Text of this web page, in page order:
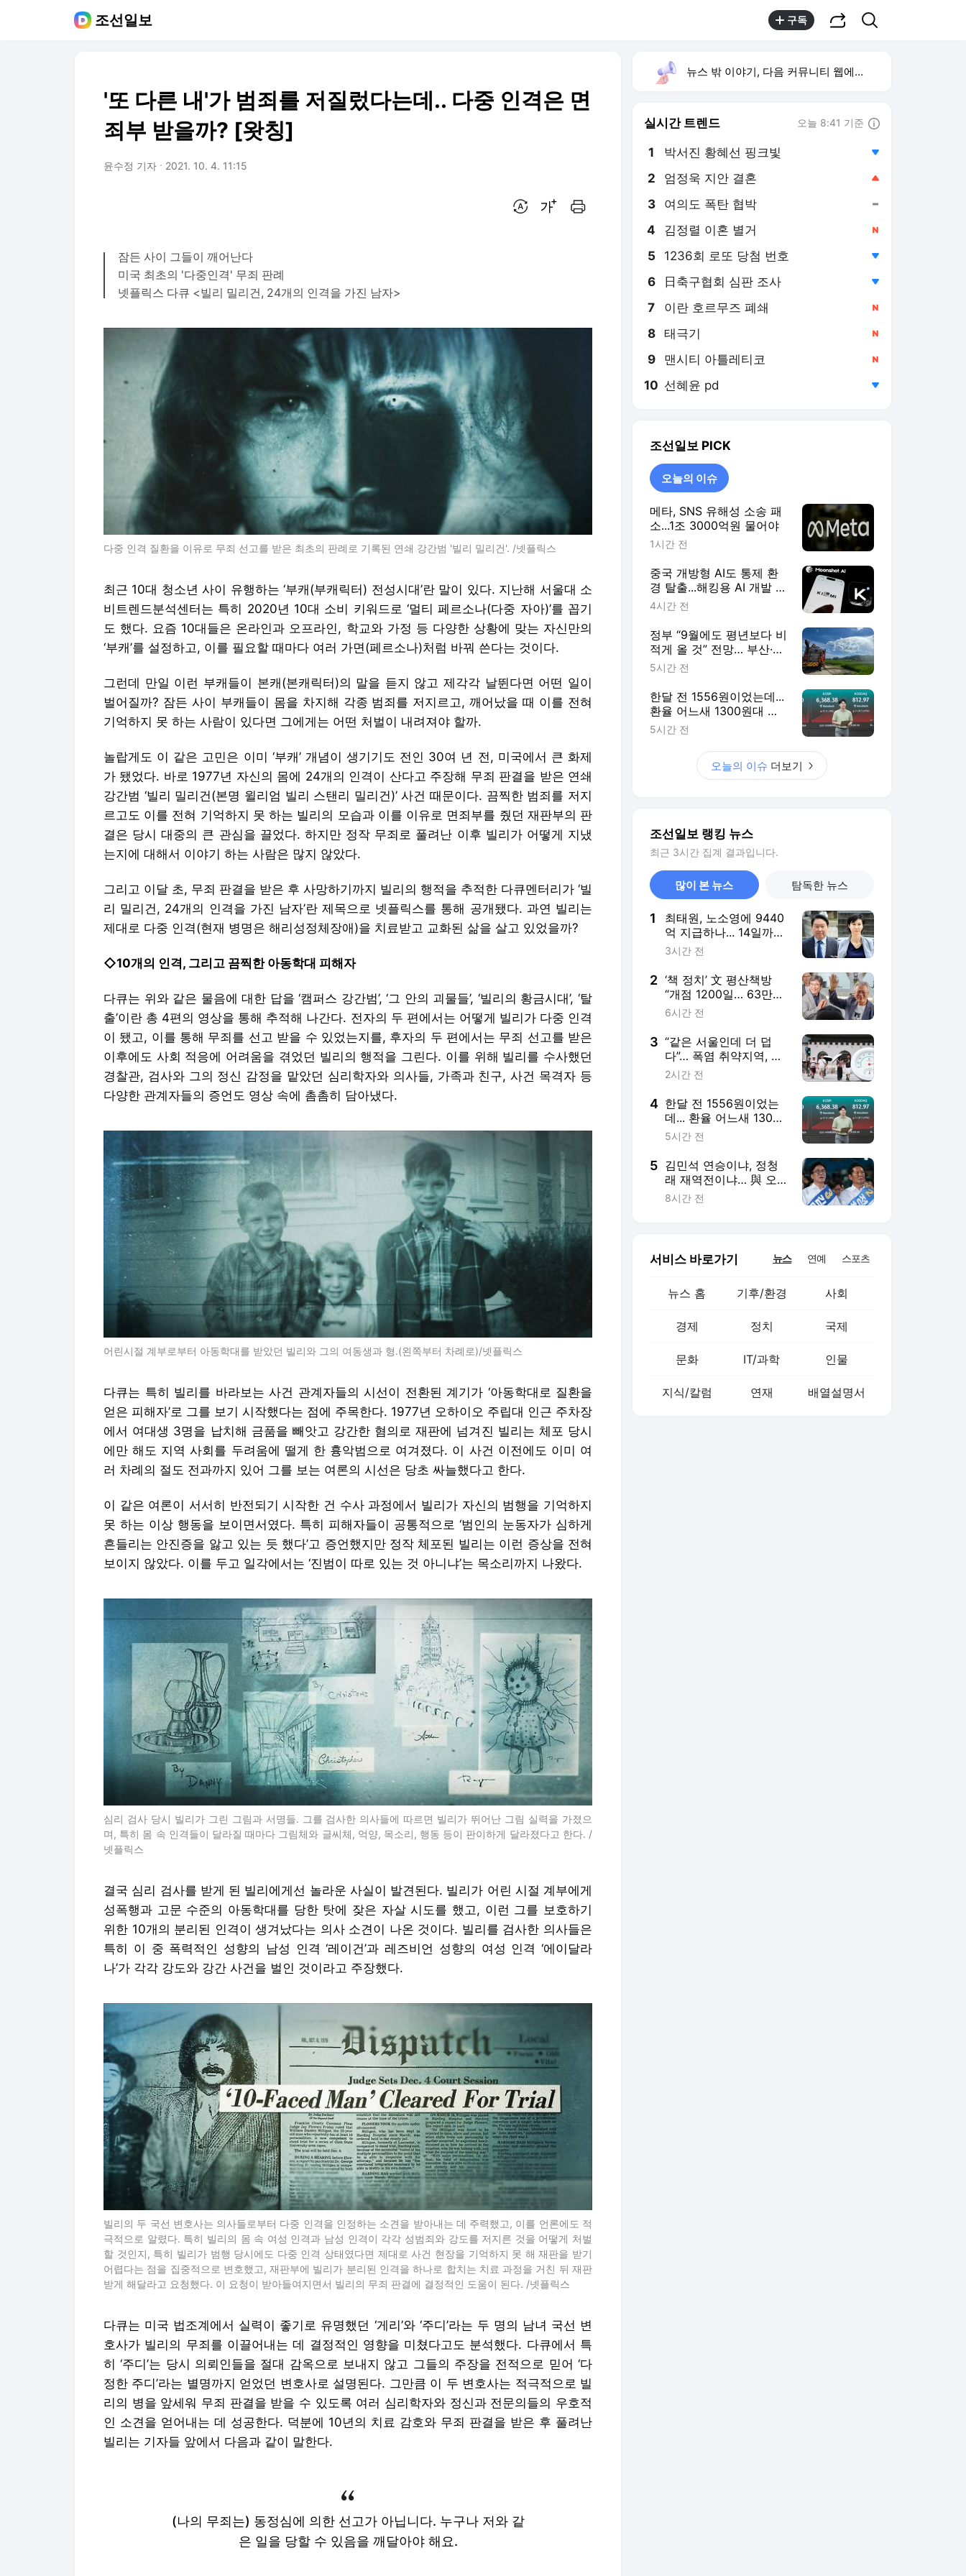
조선일보 구독
'또 다른 내'가 범죄를 저질렀다는데.. 다중 인격은 면
죄부 받을까? [왓칭]
윤수정 기자 2021. 10. 4. 11:15
잠든 사이 그들이 깨어난다
미국 최초의 '다중인격' 무죄 판례
넷플릭스 다큐 <빌리 밀리건, 24개의 인격을 가진 남자>
다중 인격 질환을 이유로 무죄 선고를 받은 최초의 판례로 기록된 연쇄 강간범 '빌리 밀리건'. /넷플릭스
최근 10대 청소년 사이 유행하는 ‘부캐(부캐릭터) 전성시대’란 말이 있다. 지난해 서울대 소
비트렌드분석센터는 특히 2020년 10대 소비 키워드로 ‘멀티 페르소나(다중 자아)’를 꼽기
도 했다. 요즘 10대들은 온라인과 오프라인, 학교와 가정 등 다양한 상황에 맞는 자신만의
‘부캐’를 설정하고, 이를 필요할 때마다 여러 가면(페르소나)처럼 바꿔 쓴다는 것이다.
그런데 만일 이런 부캐들이 본캐(본캐릭터)의 말을 듣지 않고 제각각 날뛴다면 어떤 일이
벌어질까? 잠든 사이 부캐들이 몸을 차지해 각종 범죄를 저지르고, 깨어났을 때 이를 전혀
기억하지 못 하는 사람이 있다면 그에게는 어떤 처벌이 내려져야 할까.
놀랍게도 이 같은 고민은 이미 ‘부캐’ 개념이 생기기도 전인 30여 년 전, 미국에서 큰 화제
가 됐었다. 바로 1977년 자신의 몸에 24개의 인격이 산다고 주장해 무죄 판결을 받은 연쇄
강간범 ‘빌리 밀리건(본명 윌리엄 빌리 스탠리 밀리건)’ 사건 때문이다. 끔찍한 범죄를 저지
르고도 이를 전혀 기억하지 못 하는 빌리의 모습과 이를 이유로 면죄부를 줬던 재판부의 판
결은 당시 대중의 큰 관심을 끌었다. 하지만 정작 무죄로 풀려난 이후 빌리가 어떻게 지냈
는지에 대해서 이야기 하는 사람은 많지 않았다.
그리고 이달 초, 무죄 판결을 받은 후 사망하기까지 빌리의 행적을 추적한 다큐멘터리가 ‘빌
리 밀리건, 24개의 인격을 가진 남자’란 제목으로 넷플릭스를 통해 공개됐다. 과연 빌리는
제대로 다중 인격(현재 병명은 해리성정체장애)을 치료받고 교화된 삶을 살고 있었을까?
◇10개의 인격, 그리고 끔찍한 아동학대 피해자
다큐는 위와 같은 물음에 대한 답을 ‘캠퍼스 강간범’, ‘그 안의 괴물들’, ‘빌리의 황금시대’, ‘탈
출’이란 총 4편의 영상을 통해 추적해 나간다. 전자의 두 편에서는 어떻게 빌리가 다중 인격
이 됐고, 이를 통해 무죄를 선고 받을 수 있었는지를, 후자의 두 편에서는 무죄 선고를 받은
이후에도 사회 적응에 어려움을 겪었던 빌리의 행적을 그린다. 이를 위해 빌리를 수사했던
경찰관, 검사와 그의 정신 감정을 맡았던 심리학자와 의사들, 가족과 친구, 사건 목격자 등
다양한 관계자들의 증언도 영상 속에 촘촘히 담아냈다.
어린시절 계부로부터 아동학대를 받았던 빌리와 그의 여동생과 형.(왼쪽부터 차례로)/넷플릭스
다큐는 특히 빌리를 바라보는 사건 관계자들의 시선이 전환된 계기가 ‘아동학대로 질환을
얻은 피해자’로 그를 보기 시작했다는 점에 주목한다. 1977년 오하이오 주립대 인근 주차장
에서 여대생 3명을 납치해 금품을 빼앗고 강간한 혐의로 재판에 넘겨진 빌리는 체포 당시
에만 해도 지역 사회를 두려움에 떨게 한 흉악범으로 여겨졌다. 이 사건 이전에도 이미 여
러 차례의 절도 전과까지 있어 그를 보는 여론의 시선은 당초 싸늘했다고 한다.
이 같은 여론이 서서히 반전되기 시작한 건 수사 과정에서 빌리가 자신의 범행을 기억하지
못 하는 이상 행동을 보이면서였다. 특히 피해자들이 공통적으로 ‘범인의 눈동자가 심하게
흔들리는 안진증을 앓고 있는 듯 했다’고 증언했지만 정작 체포된 빌리는 이런 증상을 전혀
보이지 않았다. 이를 두고 일각에서는 ‘진범이 따로 있는 것 아니냐’는 목소리까지 나왔다.
심리 검사 당시 빌리가 그린 그림과 서명들. 그를 검사한 의사들에 따르면 빌리가 뛰어난 그림 실력을 가졌으
며, 특히 몸 속 인격들이 달라질 때마다 그림체와 글씨체, 억양, 목소리, 행동 등이 판이하게 달라졌다고 한다. /
넷플릭스
결국 심리 검사를 받게 된 빌리에게선 놀라운 사실이 발견된다. 빌리가 어린 시절 계부에게
성폭행과 고문 수준의 아동학대를 당한 탓에 잦은 자살 시도를 했고, 이런 그를 보호하기
위한 10개의 분리된 인격이 생겨났다는 의사 소견이 나온 것이다. 빌리를 검사한 의사들은
특히 이 중 폭력적인 성향의 남성 인격 ‘레이건’과 레즈비언 성향의 여성 인격 ‘에이달라
나’가 각각 강도와 강간 사건을 벌인 것이라고 주장했다.
빌리의 두 국선 변호사는 의사들로부터 다중 인격을 인정하는 소견을 받아내는 데 주력했고, 이를 언론에도 적
극적으로 알렸다. 특히 빌리의 몸 속 여성 인격과 남성 인격이 각각 성범죄와 강도를 저지른 것을 어떻게 처벌
할 것인지, 특히 빌리가 범행 당시에도 다중 인격 상태였다면 제대로 사건 현장을 기억하지 못 해 재판을 받기
어렵다는 점을 집중적으로 변호했고, 재판부에 빌리가 분리된 인격을 하나로 합치는 치료 과정을 거친 뒤 재판
받게 해달라고 요청했다. 이 요청이 받아들여지면서 빌리의 무죄 판결에 결정적인 도움이 된다. /넷플릭스
다큐는 미국 법조계에서 실력이 좋기로 유명했던 ‘게리’와 ‘주디’라는 두 명의 남녀 국선 변
호사가 빌리의 무죄를 이끌어내는 데 결정적인 영향을 미쳤다고도 분석했다. 다큐에서 특
히 ‘주디’는 당시 의뢰인들을 절대 감옥으로 보내지 않고 그들의 주장을 전적으로 믿어 ‘다
정한 주디’라는 별명까지 얻었던 변호사로 설명된다. 그만큼 이 두 변호사는 적극적으로 빌
리의 병을 앞세워 무죄 판결을 받을 수 있도록 여러 심리학자와 정신과 전문의들의 우호적
인 소견을 얻어내는 데 성공한다. 덕분에 10년의 치료 감호와 무죄 판결을 받은 후 풀려난
빌리는 기자들 앞에서 다음과 같이 말한다.
(나의 무죄는) 동정심에 의한 선고가 아닙니다. 누구나 저와 같
은 일을 당할 수 있음을 깨달아야 해요.
뉴스 밖 이야기, 다음 커뮤니티 웹에서 보기
실시간 트렌드 오늘 8:41 기준
1 박서진 황혜선 핑크빛
2 엄정욱 지안 결혼
3 여의도 폭탄 협박
4 김정렬 이혼 별거
5 1236회 로또 당첨 번호
6 日축구협회 심판 조사
7 이란 호르무즈 폐쇄
8 태극기
9 맨시티 아틀레티코
10 선혜윤 pd
조선일보 PICK
오늘의 이슈
메타, SNS 유해성 소송 패
소...1조 3000억원 물어야
1시간 전
중국 개방형 AI도 통제 환
경 탈출...해킹용 AI 개발 우
려
4시간 전
정부 “9월에도 평년보다 비
적게 올 것” 전망… 부산·김
해·울주 ‘심한 가뭄’
5시간 전
한달 전 1556원이었는데...
환율 어느새 1300원대 눈
앞
5시간 전
오늘의 이슈 더보기
조선일보 랭킹 뉴스
최근 3시간 집계 결과입니다.
많이 본 뉴스 탐독한 뉴스
1
최태원, 노소영에 9440
억 지급하나... 14일까지
재상고 않으면 확정
3시간 전
2 ‘책 정치’ 文 평산책방
“개점 1200일… 63만명
다녀가”
6시간 전
3 “같은 서울인데 더 덥
다”… 폭염 취약지역, 강
북·도봉·중랑에 몰렸다
2시간 전
4 한달 전 1556원이었는
데... 환율 어느새 1300
원대 눈앞
5시간 전
5 김민석 연승이냐, 정청
래 재역전이냐… 與 오
늘 강원·TK 경선
8시간 전
서비스 바로가기 뉴스 연예 스포츠
뉴스 홈 기후/환경 사회
경제 정치 국제
문화 IT/과학 인물
지식/칼럼 연재 배열설명서